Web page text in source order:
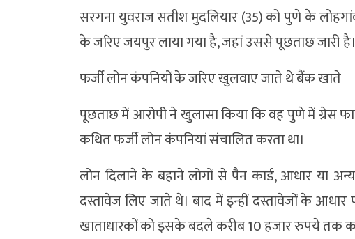
सरगना युवराज सतीश मुदलियार (35) को पुणे के लोहगांव
के जरिए जयपुर लाया गया है, जहां उससे पूछताछ जारी है।
फर्जी लोन कंपनियों के जरिए खुलवाए जाते थे बैंक खाते
पूछताछ में आरोपी ने खुलासा किया कि वह पुणे में ग्रेस
कथित फर्जी लोन कंपनियां संचालित करता था।
लोन दिलाने के बहाने लोगों से पैन कार्ड, आधार या
दस्तावेज लिए जाते थे। बाद में इन्हीं दस्तावेजों के
खाताधारकों को इसके बदले करीब 10 हजार रुपये तक